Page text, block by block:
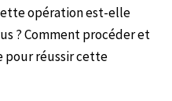
opération est-elle
? Comment procéder et
pour réussir cette